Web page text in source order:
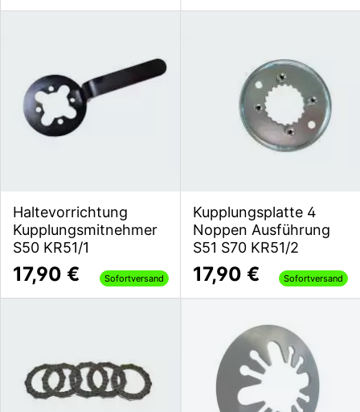
Haltevorrichtung
Kupplungsmitnehmer
S50 KR51/1
17,90 € Sofortversand
Kupplungsplatte 4
Noppen Ausführung
S51 S70 KR51/2
17,90 € Sofortversand